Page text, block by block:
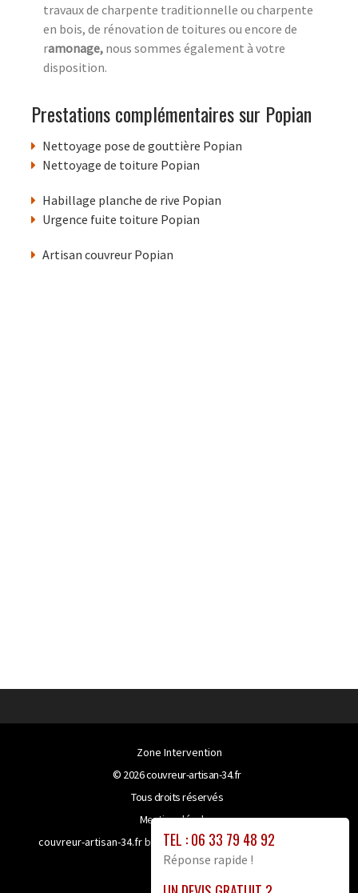
travaux de charpente traditionnelle ou charpente
en bois, de rénovation de toitures ou encore de
ramonage, nous sommes également à votre
disposition.
Prestations complémentaires sur Popian
Nettoyage pose de gouttière Popian
Nettoyage de toiture Popian
Habillage planche de rive Popian
Urgence fuite toiture Popian
Artisan couvreur Popian
TEL : 06 33 79 48 92
Réponse rapide !
Zone Intervention
© 2026couvreur-artisan-34.fr
Tous droits réservés
Mentions légales
couvreur-artisan-34.fr bénéficie de la technologie
site proxy